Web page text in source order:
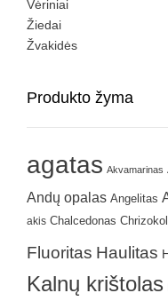
Vėriniai
Žiedai
Žvakidės
Produkto žyma
agatas Akvamarinas
Andų opalas Angelitas
akis Chalcedonas
Fluoritas Haulitas
Kalnų krištolas